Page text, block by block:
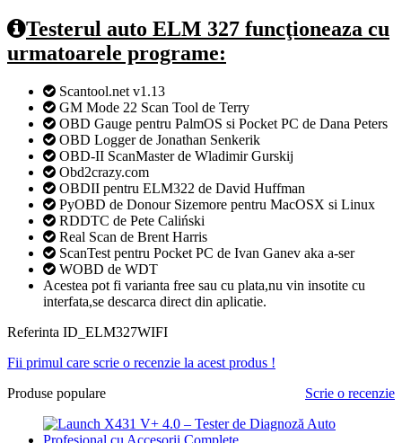
Testerul auto ELM 327 funcţioneaza cu
urmatoarele programe:
Scantool.net v1.13
GM Mode 22 Scan Tool de Terry
OBD Gauge pentru PalmOS si Pocket PC de Dana Peters
OBD Logger de Jonathan Senkerik
OBD-II ScanMaster de Wladimir Gurskij
Obd2crazy.com
OBDII pentru ELM322 de David Huffman
PyOBD de Donour Sizemore pentru MacOSX si Linux
RDDTC de Pete Caliński
Real Scan de Brent Harris
ScanTest pentru Pocket PC de Ivan Ganev aka a-ser
WOBD de WDT
Acestea pot fi varianta free sau cu plata,nu vin insotite cu
interfata,se descarca direct din aplicatie.
Referinta ID_ELM327WIFI
Fii primul care scrie o recenzie la acest produs !
Scrie o recenzie
Produse populare